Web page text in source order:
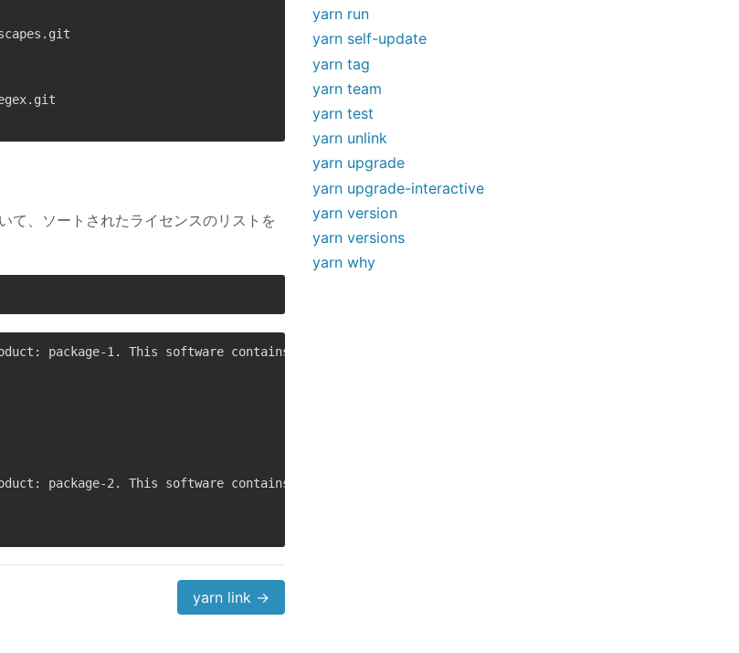
て、ソートされたライセンスのリストを
package-1. This software contains the following license and notice below:
package-2. This software contains the following license and notice below:
yarn link →
yarn run
yarn self-update
yarn tag
yarn team
yarn test
yarn unlink
yarn upgrade
yarn upgrade-interactive
yarn version
yarn versions
yarn why